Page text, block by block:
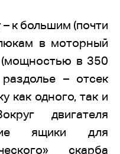
к большим (почти
в моторный
(мощностью в 350
– отсек
как одного, так и
двигателя
ящики для
скарба